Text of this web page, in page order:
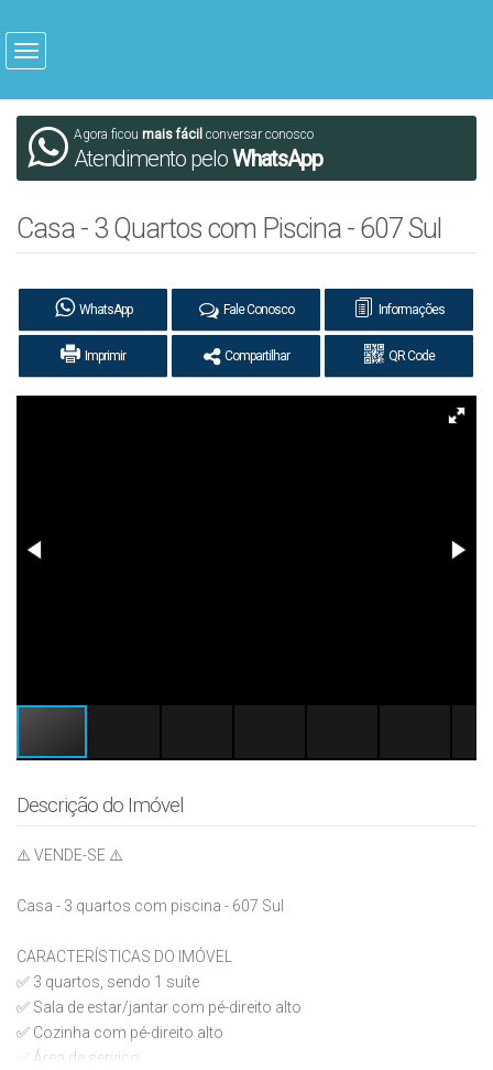
Agora ficou mais fácil conversar conosco
Atendimento peloWhatsApp
Casa - 3 Quartos com Piscina - 607 Sul
WhatsApp Fale Conosco Informações
Imprimir Compartilhar QR Code
Descrição do Imóvel
⚠️ VENDE-SE ⚠️
Casa - 3 quartos com piscina - 607 Sul
CARACTERÍSTICAS DO IMÓVEL
✅ 3 quartos, sendo 1 suíte
✅ Sala de estar/jantar com pé-direito alto
✅ Cozinha com pé-direito alto
✅ Área de serviço